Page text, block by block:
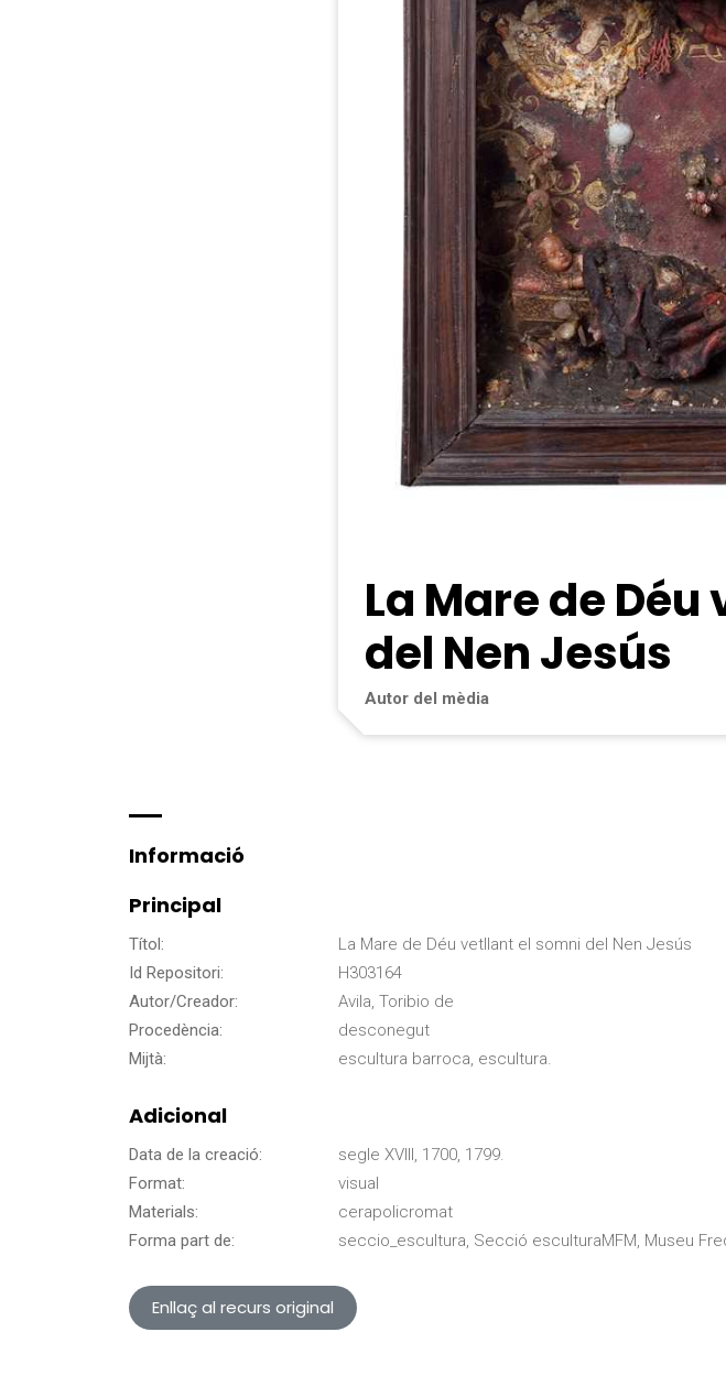
La Mare de
del Nen Jesús
Autor del mèdia
Informació
Principal
Títol:
La Mare de Déu vetllant el somni del Nen Jesús
Id Repositori:
H303164
Autor/Creador:
Avila, Toribio de
Procedència:
desconegut
Mijtà:
escultura barroca, escultura.
Adicional
Data de la creació:
segle XVIII, 1700, 1799.
Format:
visual
Materials:
cerapolicromat
Forma part de:
seccio_escultura, Secció esculturaMFM, Museu
Enllaç al recurs original